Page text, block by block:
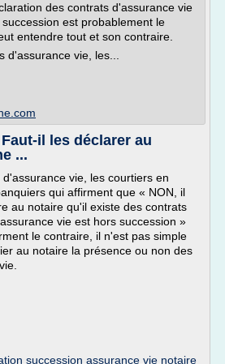
des contrats d'assurance vie
est probablement le
entendre tout et son contraire.
d'assurance vie, les...
il les déclarer au
...
vie, les courtiers en
qui affirment que « NON, il
au notaire qu'il existe des contrats
vie est hors succession »
le contraire, il n'est pas simple
au notaire la présence ou non des
succession assurance vie notaire